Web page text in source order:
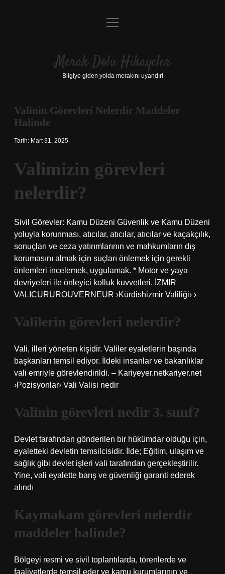
Anasayfa
Yasal Uyarı
menüyü
Merak Dolu Hikayeler
Bilgiye giden yolda merakını uyandır!
Valinin Görevleri Nelerdir Maddeler
Halinde
Tarih: Mart 31, 2025
Valimizin görevleri
nelerdir?
Sivil Görevler: Kamu Düzeni Güvenlik ve Kamu Düzeni
yoluyla korunması, atıcılar, atıcılar, atıcılar ve kaçakçılık,
sonuçları ve ceza yatırımlarının ve mahkumların dış
korumasını almak için suçları önlemek için gerekli
önlemleri incelemek, uygulamak. * Motor ve yaya
devriyeleri ile önleyici kolluk kuvvetleri. İZMIR
VALICURUROUVERNEUR ›Kürdishizmir Valiliği› ›
Valilerin görevleri nelerdir?
Vali, illeri yöneten kişidir. Valiler eyaletlerin başında
başkanları temsil ediyor. İldeki insanlar ve bakanlıklar
vali emriyle görevlendirildi. – Kariyeyer.netkariyer.net
›Pozisyonlar› Vali Valisi nedir
Valinin görevleri nedir 3. sınıf?
Devlet tarafından gönderilen bir hükümdar olduğu için,
eyaletteki devletin temsilcisidir. İlde; Eğitim, ulaşım ve
sağlık gibi devlet işleri vali tarafından gerçekleştirilir.
Yine, vali eyalette barış ve güvenliği garanti ederek
alındı
Kaymakam görevleri nelerdir
maddeler halinde?
Bölgeyi resmi ve sivil toplantılarda, törenlerde ve
faaliyetlerde temsil eder ve kamu kurumlarının ve